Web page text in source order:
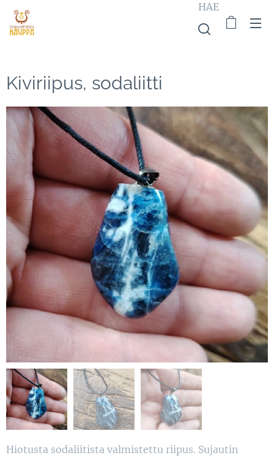
HAE
Kiviriipus, sodaliitti
Hiotusta sodaliitista valmistettu riipus. Sujautin